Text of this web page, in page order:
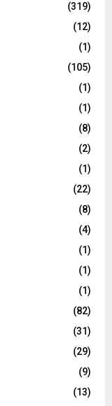
(319)
(12)
(1)
(105)
(1)
(1)
(8)
(2)
(1)
(22)
(8)
(4)
(1)
(1)
(1)
(82)
(31)
(29)
(9)
(13)